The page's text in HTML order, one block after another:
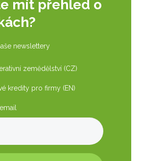
mít přehled o
newslettery
zemědělství (CZ)
kredity pro firmy (EN)